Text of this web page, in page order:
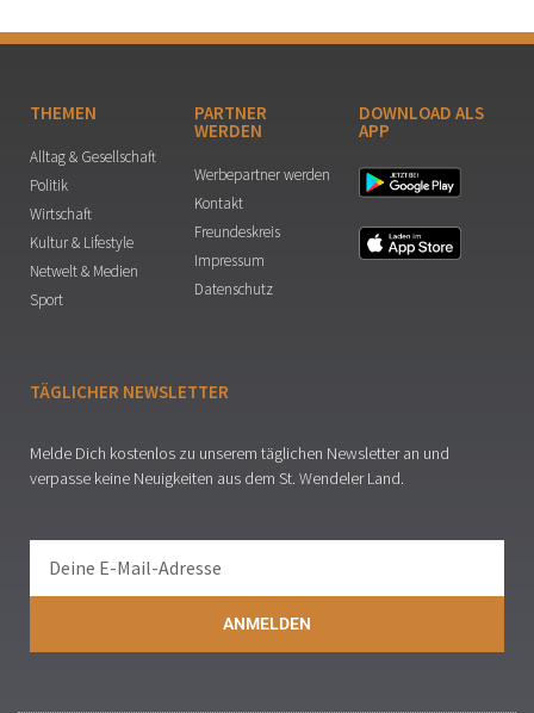
THEMEN
Alltag & Gesellschaft
Politik
Wirtschaft
Kultur & Lifestyle
Netwelt & Medien
Sport
PARTNER
WERDEN
Werbepartner werden
Kontakt
Freundeskreis
Impressum
Datenschutz
DOWNLOAD ALS
APP
TÄGLICHER NEWSLETTER
Melde Dich kostenlos zu unserem täglichen Newsletter an und
verpasse keine Neuigkeiten aus dem St. Wendeler Land.
ANMELDEN